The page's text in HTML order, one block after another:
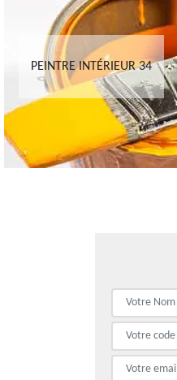
PEINTRE INTÉRIEUR 34